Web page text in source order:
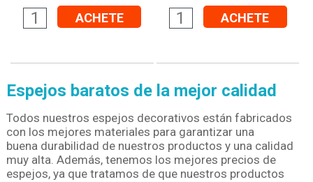
ACHETE ACHETE
Espejos baratos de la mejor calidad
Todos nuestros espejos decorativos están fabricados
con los mejores materiales para garantizar una
buena durabilidad de nuestros productos y una calidad
muy alta. Además, tenemos los mejores precios de
espejos, ya que tratamos de que nuestros productos